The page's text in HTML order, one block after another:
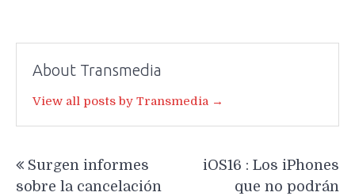
About Transmedia
View all posts by Transmedia →
de
Surgen informes
sobre la cancelación
iOS16 : Los iPhones
que no podrán